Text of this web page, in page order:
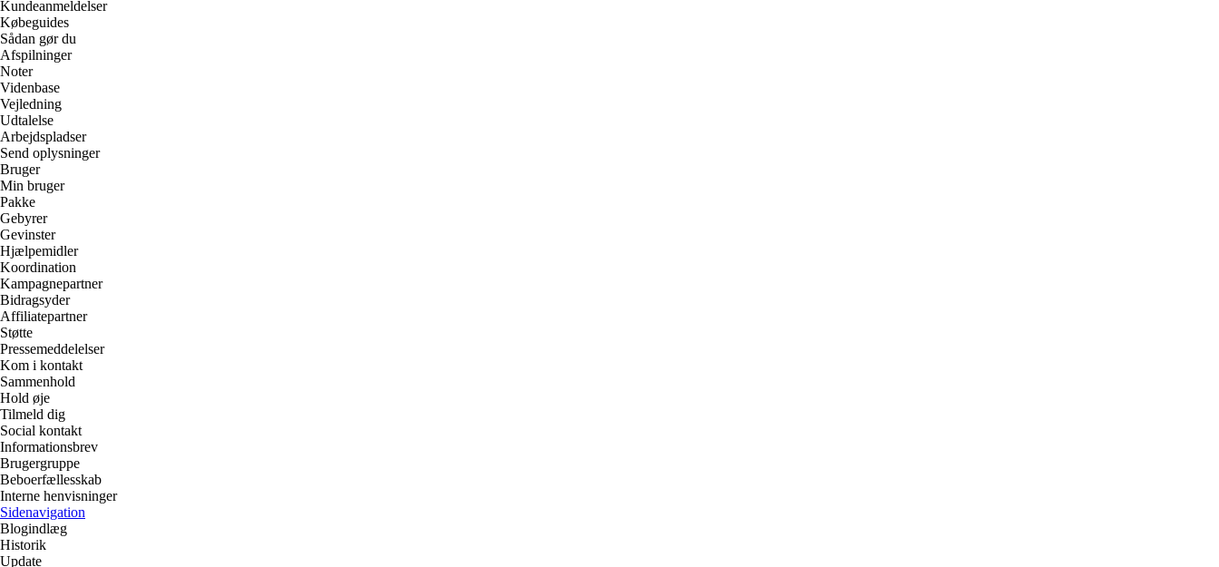
Kundeanmeldelser
Købeguides
Sådan gør du
Afspilninger
Noter
Videnbase
Vejledning
Udtalelse
Arbejdspladser
Send oplysninger
Bruger
Min bruger
Pakke
Gebyrer
Gevinster
Hjælpemidler
Koordination
Kampagnepartner
Bidragsyder
Affiliatepartner
Støtte
Pressemeddelelser
Kom i kontakt
Sammenhold
Hold øje
Tilmeld dig
Social kontakt
Informationsbrev
Brugergruppe
Beboerfællesskab
Interne henvisninger
Sidenavigation
Blogindlæg
Historik
Update